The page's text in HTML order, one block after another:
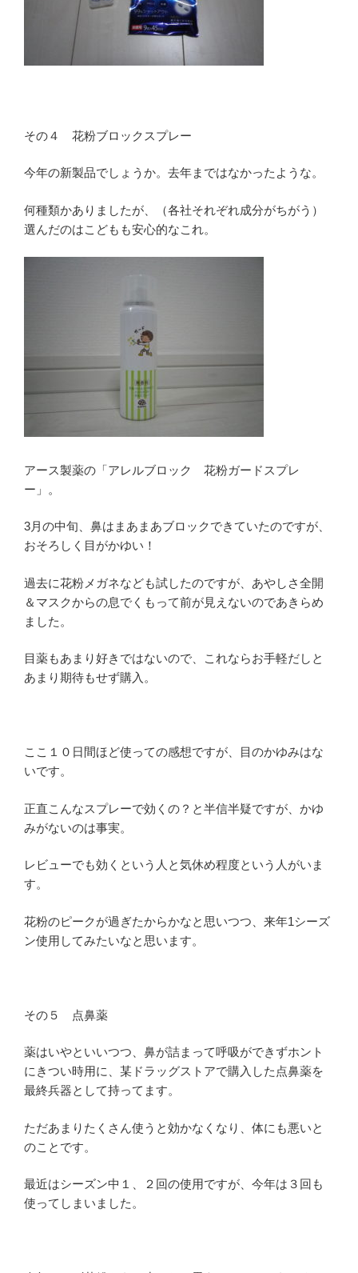
その４ 花粉ブロックスプレー
今年の新製品でしょうか。去年まではなかったような。
何種類かありましたが、（各社それぞれ成分がちがう）
選んだのはこどもも安心的なこれ。
アース製薬の「アレルブロック 花粉ガードスプレ
ー」。
3月の中旬、鼻はまあまあブロックできていたのですが、
おそろしく目がかゆい！
過去に花粉メガネなども試したのですが、あやしさ全開
＆マスクからの息でくもって前が見えないのであきらめ
ました。
目薬もあまり好きではないので、これならお手軽だしと
あまり期待もせず購入。
ここ１０日間ほど使っての感想ですが、目のかゆみはな
いです。
正直こんなスプレーで効くの？と半信半疑ですが、かゆ
みがないのは事実。
レビューでも効くという人と気休め程度という人がいま
す。
花粉のピークが過ぎたからかなと思いつつ、来年1シーズ
ン使用してみたいなと思います。
その５ 点鼻薬
薬はいやといいつつ、鼻が詰まって呼吸ができずホント
にきつい時用に、某ドラッグストアで購入した点鼻薬を
最終兵器として持ってます。
ただあまりたくさん使うと効かなくなり、体にも悪いと
のことです。
最近はシーズン中１、２回の使用ですが、今年は３回も
使ってしまいました。